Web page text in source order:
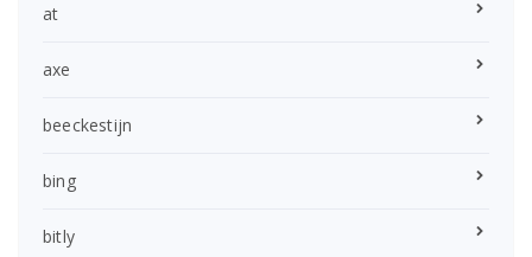
at
axe
beeckestijn
bing
bitly